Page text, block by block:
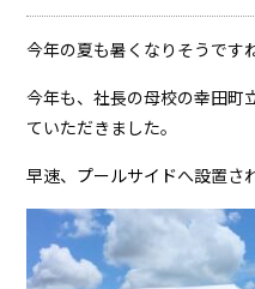
今年の夏も暑くなりそうです
今年も、社長の母校の幸田町
ていただきました。
早速、 プールサイドへ設置さ